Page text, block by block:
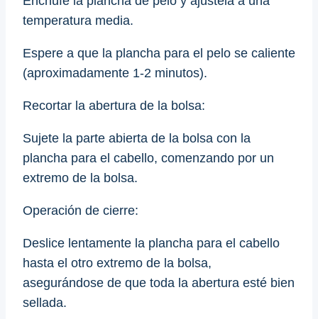
temperatura media.
Espere a que la plancha para el pelo se caliente
(aproximadamente 1-2 minutos).
Recortar la abertura de la bolsa:
Sujete la parte abierta de la bolsa con la
plancha para el cabello, comenzando por un
extremo de la bolsa.
Operación de cierre:
Deslice lentamente la plancha para el cabello
hasta el otro extremo de la bolsa,
asegurándose de que toda la abertura esté bien
sellada.